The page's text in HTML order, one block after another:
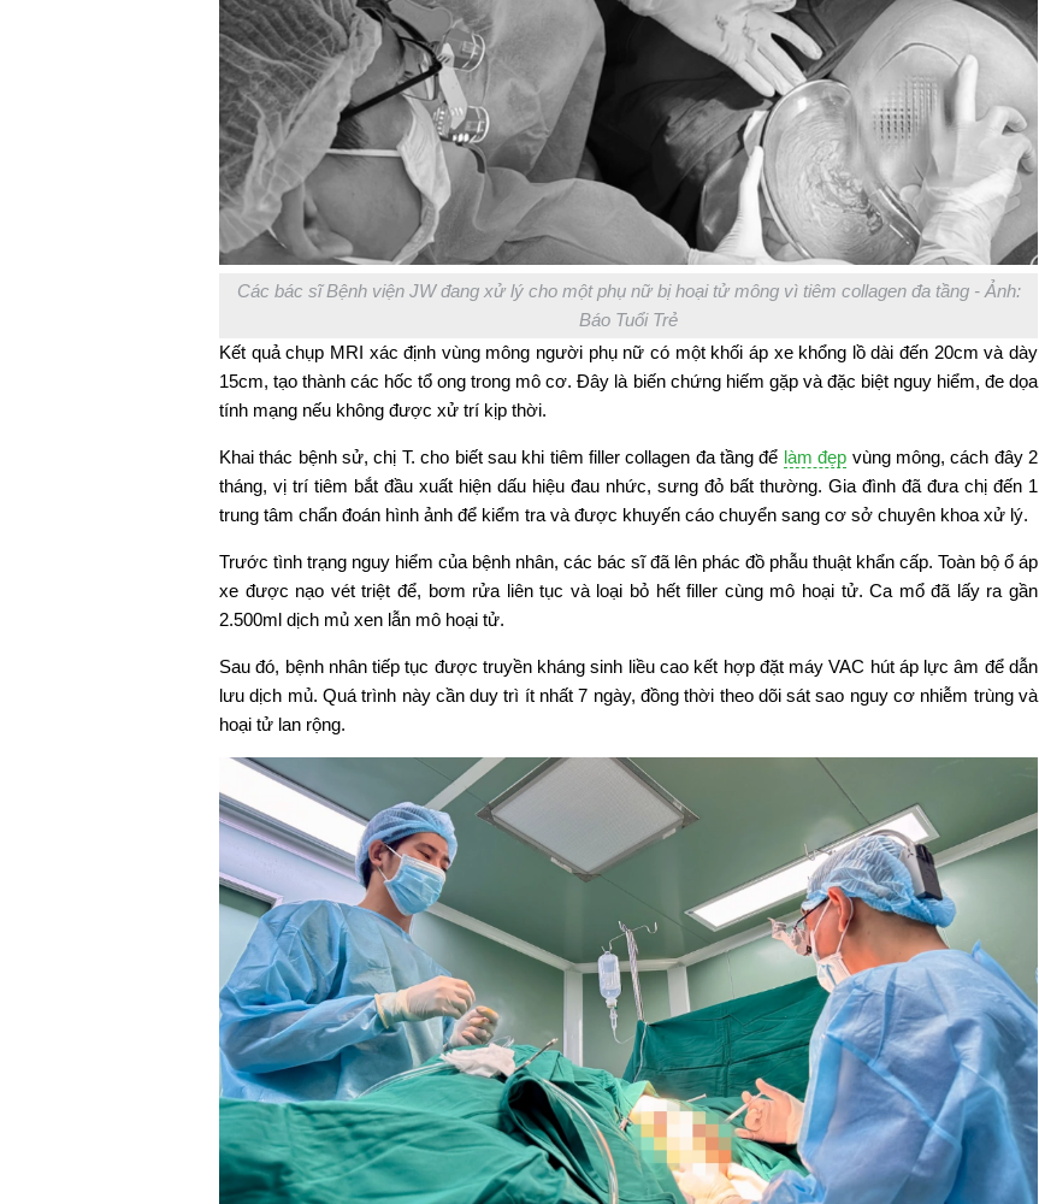
Các bác sĩ Bệnh viện JW đang xử lý cho một phụ nữ bị hoại tử mông vì tiêm collagen đa tầng - Ảnh:
Báo Tuổi Trẻ
Kết quả chụp MRI xác định vùng mông người phụ nữ có một khối áp xe khổng lồ dài đến 20cm và dày
15cm, tạo thành các hốc tổ ong trong mô cơ. Đây là biến chứng hiếm gặp và đặc biệt nguy hiểm, đe dọa
tính mạng nếu không được xử trí kịp thời.
Khai thác bệnh sử, chị T. cho biết sau khi tiêm filler collagen đa tầng để làm đẹp vùng mông, cách đây 2
tháng, vị trí tiêm bắt đầu xuất hiện dấu hiệu đau nhức, sưng đỏ bất thường. Gia đình đã đưa chị đến 1
trung tâm chẩn đoán hình ảnh để kiểm tra và được khuyến cáo chuyển sang cơ sở chuyên khoa xử lý.
Trước tình trạng nguy hiểm của bệnh nhân, các bác sĩ đã lên phác đồ phẫu thuật khẩn cấp. Toàn bộ ổ áp
xe được nạo vét triệt để, bơm rửa liên tục và loại bỏ hết filler cùng mô hoại tử. Ca mổ đã lấy ra gần
2.500ml dịch mủ xen lẫn mô hoại tử.
Sau đó, bệnh nhân tiếp tục được truyền kháng sinh liều cao kết hợp đặt máy VAC hút áp lực âm để dẫn
lưu dịch mủ. Quá trình này cần duy trì ít nhất 7 ngày, đồng thời theo dõi sát sao nguy cơ nhiễm trùng và
hoại tử lan rộng.